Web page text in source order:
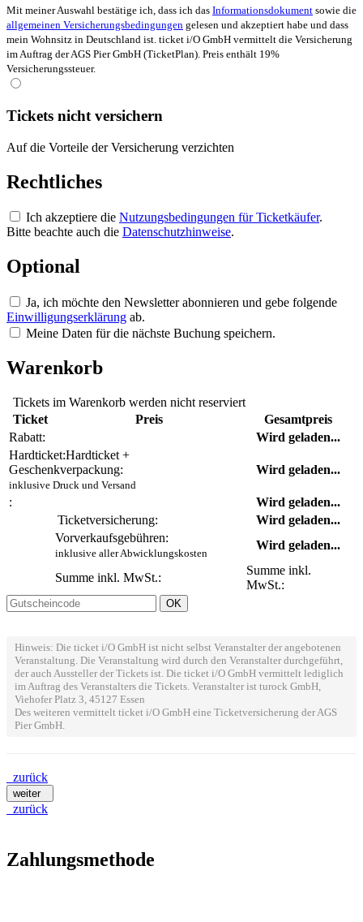
Mit meiner Auswahl bestätige ich, dass ich das Informationsdokument sowie die
allgemeinen Versicherungsbedingungen gelesen und akzeptiert habe und dass
mein Wohnsitz in Deutschland ist. ticket i/O GmbH vermittelt die Versicherung
im Auftrag der AGS Pier GmbH (TicketPlan). Preis enthält 19%
Versicherungssteuer.
Tickets nicht versichern
Auf die Vorteile der Versicherung verzichten
Rechtliches
Ich akzeptiere die Nutzungsbedingungen für Ticketkäufer.
Bitte beachte auch die Datenschutzhinweise.
Optional
Ja, ich möchte den Newsletter abonnieren und gebe folgende
Einwilligungserklärung ab.
Meine Daten für die nächste Buchung speichern.
Warenkorb
Tickets im Warenkorb werden nicht reserviert
Ticket
Preis
Gesamtpreis
Rabatt:
Wird geladen...
Hardticket:Hardticket +
Geschenkverpackung:
inklusive Druck und Versand
Wird geladen...
:
Wird geladen...
Ticketversicherung:
Wird geladen...
Vorverkaufsgebühren:
inklusive aller Abwicklungskosten
Wird geladen...
Summe inkl. MwSt.:
Summe inkl.
MwSt.:
Hinweis: Die ticket i/O GmbH ist nicht selbst Veranstalter der angebotenen
Veranstaltung. Die Veranstaltung wird durch den Veranstalter durchgeführt,
der auch Aussteller der Tickets ist. Die ticket i/O GmbH vermittelt lediglich
im Auftrag des Veranstalters die Tickets. Veranstalter ist turock GmbH,
Viehofer Platz 3, 45127 Essen
Des weiteren vermittelt ticket i/O GmbH eine Ticketversicherung der AGS
Pier GmbH.
zurück
weiter
zurück
Zahlungsmethode